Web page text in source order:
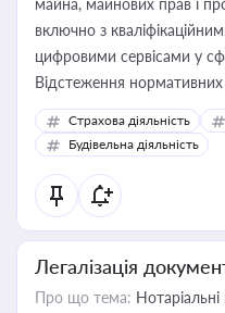
майна, майнових прав і
включно з
цифровими сервісами у
Відстеження нормативних
корисне для власника
бухгалтера під час
державного майна,
статусу суб'єктів оціночної
Страхова діяльність
Будівельна діяльність
Легалізація
Про що тема: